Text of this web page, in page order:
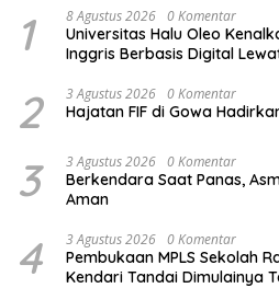
1 8 Agustus 2026 0 Komentar
Universitas Halu Oleo
Inggris Berbasis Digital
2 3 Agustus 2026 0 Komentar
Hajatan FIF di Gowa
3 3 Agustus 2026 0 Komentar
Berkendara Saat Panas,
Aman
4 3 Agustus 2026 0 Komentar
Pembukaan MPLS Sekolah
Kendari Tandai Dimulainya